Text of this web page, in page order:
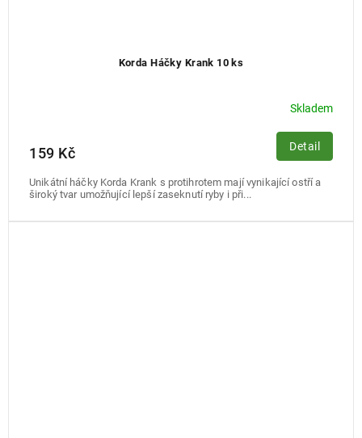
Korda Háčky Krank 10 ks
Skladem
159 Kč Detail
Unikátní háčky Korda Krank s protihrotem mají vynikající ostří a
široký tvar umožňující lepší zaseknutí ryby i při...